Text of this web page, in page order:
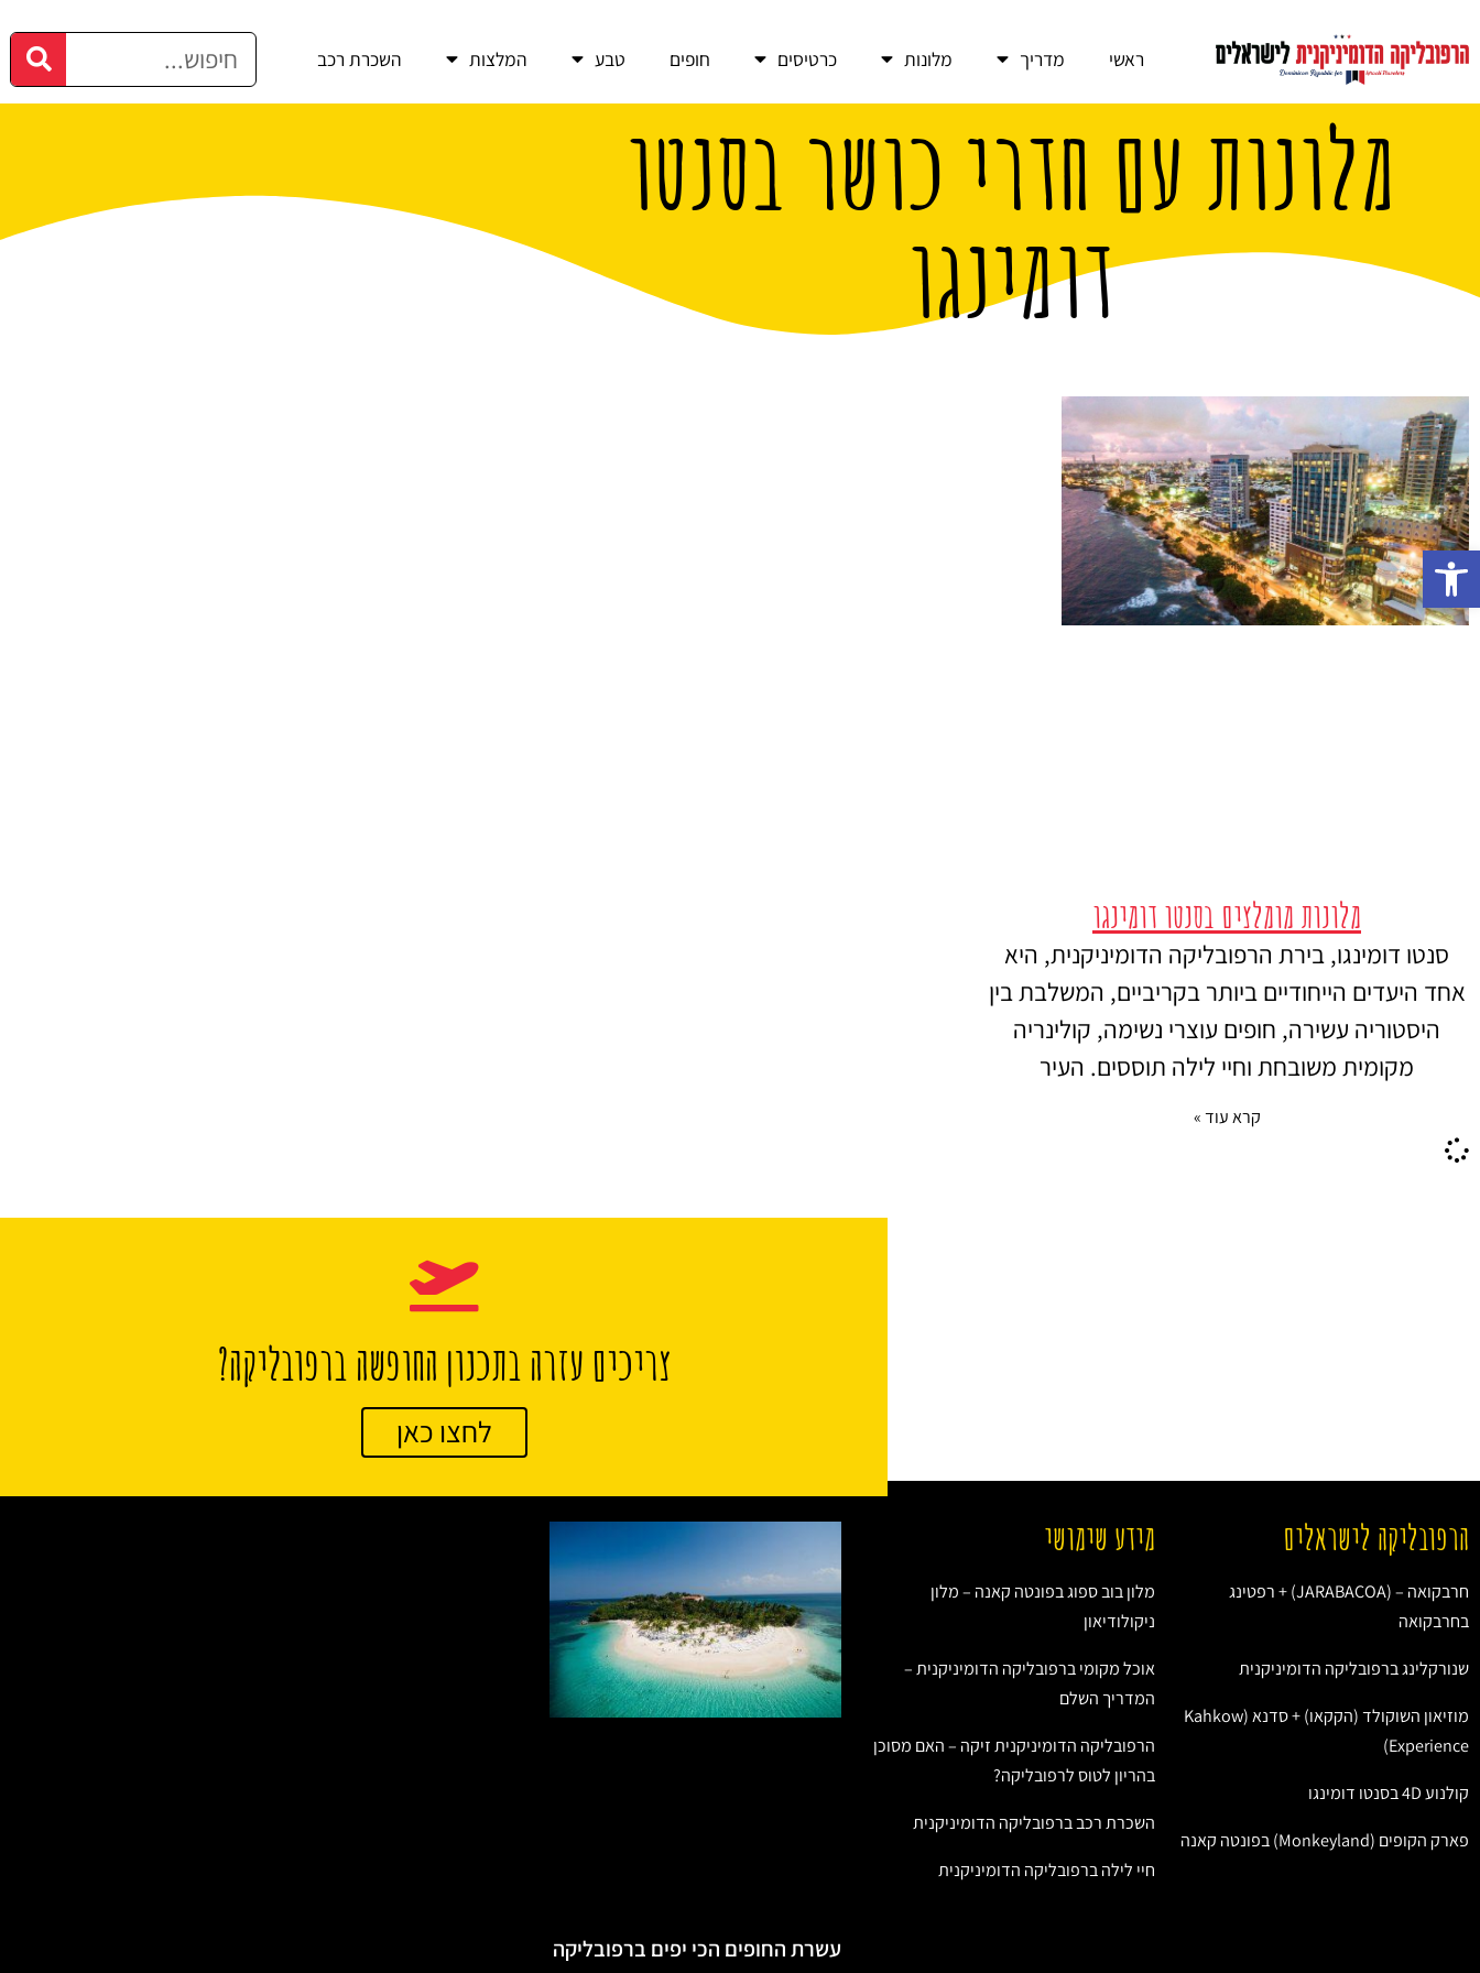
ראשי מדריך מלונות כרטיסים חופים טבע המלצות השכרת רכב
מלונות עם חדרי כושר בסנטו
דומינגו
מלונות מומלצים בסנטו דומינגו
סנטו דומינגו, בירת הרפובליקה הדומיניקנית, היא
אחד היעדים הייחודיים ביותר בקריביים, המשלבת בין
היסטוריה עשירה, חופים עוצרי נשימה, קולינריה
מקומית משובחת וחיי לילה תוססים. העיר
קרא עוד »
צריכים עזרה בתכנון החופשה ברפובליקה?
לחצו כאן
הרפובליקה לישראלים
חרבקואה – (JARABACOA) + רפטינג
בחרבקואה
שנורקלינג ברפובליקה הדומיניקנית
מוזיאון השוקולד (הקקאו) + סדנא (Kahkow
Experience)
קולנוע 4D בסנטו דומינגו
פארק הקופים (Monkeyland) בפונטה קאנה
מידע שימושי
מלון בוב ספוג בפונטה קאנה – מלון
ניקולודיאון
אוכל מקומי ברפובליקה הדומיניקנית –
המדריך השלם
הרפובליקה הדומיניקנית זיקה – האם מסוכן
בהריון לטוס לרפובליקה?
השכרת רכב ברפובליקה הדומיניקנית
חיי לילה ברפובליקה הדומיניקנית
עשרת החופים הכי יפים ברפובליקה
פתח סרגל נגישות